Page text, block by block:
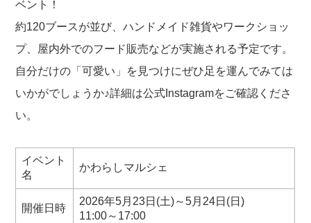
ベント！
約120ブースが並び、ハンドメイド雑貨やワークショッ
プ、屋内外でのフード販売などが実施される予定です。
自分だけの「可愛い」を見つけにぜひ足を運んでみては
いかがでしょうか♪詳細は公式Instagramをご確認くださ
い。
イベント
名
かわらしマルシェ
開催日時
2026年5月23日(土)～5月24日(日)
11:00～17:00